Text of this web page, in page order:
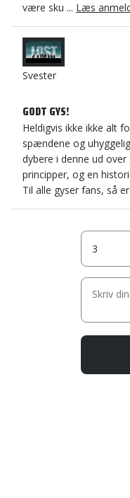
være sku ... Læs
Svester
GODT GYS!
Heldigvis ikke ikke alt
spændene og
dybere i denne ud
principper, og en
Til alle gyser fans, så